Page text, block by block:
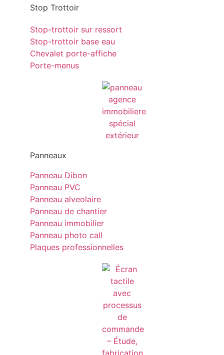
Stop Trottoir
Stop-trottoir sur ressort
Stop-trottoir base eau
Chevalet porte-affiche
Porte-menus
Panneaux
Panneau Dibon
Panneau PVC
Panneau alveolaire
Panneau de chantier
Panneau immobilier
Panneau photo call
Plaques professionnelles